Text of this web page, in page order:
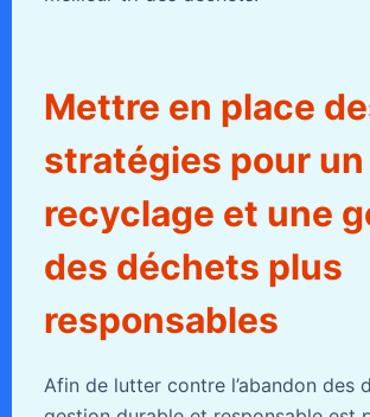
Mettre en place
stratégies pour un
recyclage et une
des déchets plus
responsables
Afin de lutter contre l’abandon des